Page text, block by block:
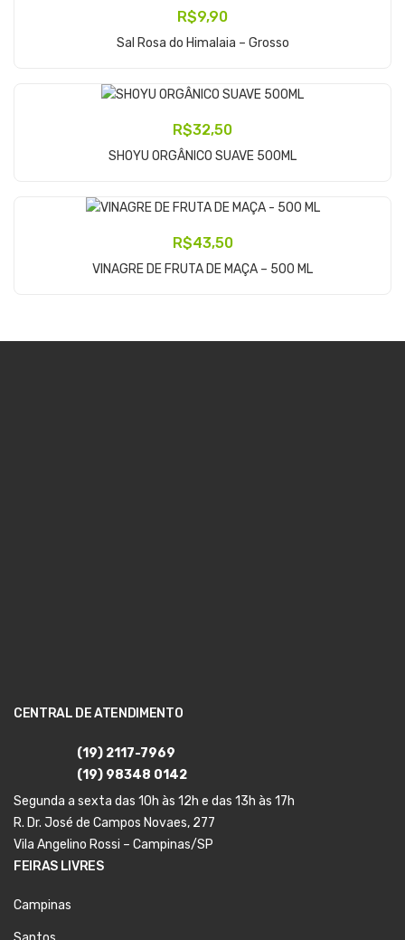
R$9,90
Sal Rosa do Himalaia – Grosso
R$32,50
SHOYU ORGÂNICO SUAVE 500ML
R$43,50
VINAGRE DE FRUTA DE MAÇA – 500 ML
CENTRAL DE ATENDIMENTO
(19) 2117-7969
(19) 98348 0142
Segunda a sexta das 10h às 12h e das 13h às 17h
R. Dr. José de Campos Novaes, 277
Vila Angelino Rossi – Campinas/SP
FEIRAS LIVRES
Campinas